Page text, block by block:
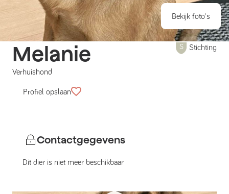
Bekijk foto's
Melanie
Verhuishond
Stichting
Profiel opslaan
Contactgegevens
Dit dier is niet meer beschikbaar